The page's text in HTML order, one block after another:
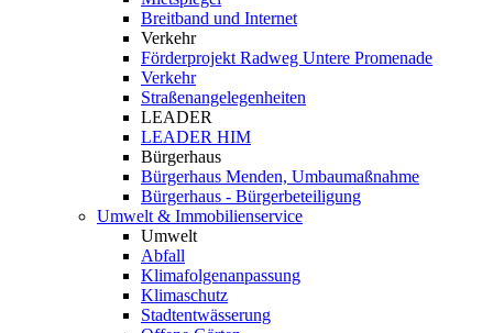
Breitband und Internet
Verkehr
Förderprojekt Radweg Untere Promenade
Verkehr
Straßenangelegenheiten
LEADER
LEADER HIM
Bürgerhaus
Bürgerhaus Menden, Umbaumaßnahme
Bürgerhaus - Bürgerbeteiligung
Umwelt & Immobilienservice
Umwelt
Abfall
Klimafolgenanpassung
Klimaschutz
Stadtentwässerung